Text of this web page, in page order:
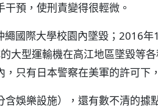
預，使刑責變得很輕微。
國際大學校園內墜毀；2016
大型運輸機在高江地區墜毀等
只有日本警察在美軍的許可下
娛樂設施），還有數不清的據